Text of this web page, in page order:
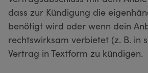
dass zur Kündigung die
benötigt wird oder wenn dein
rechtswirksam verbietet (z. B. in
Vertrag in Textform zu kündigen.